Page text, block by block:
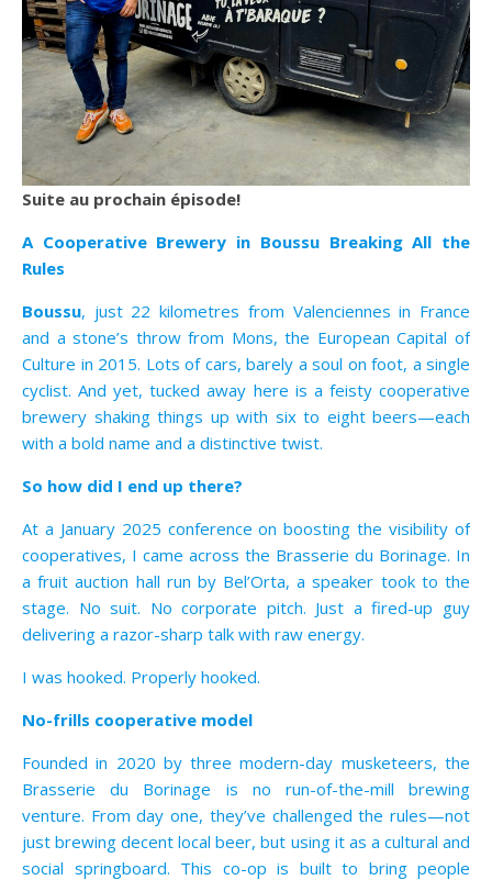
Suite au prochain épisode!
A Cooperative Brewery in Boussu Breaking All the
Rules
Boussu, just 22 kilometres from Valenciennes in France
and a stone’s throw from Mons, the European Capital of
Culture in 2015. Lots of cars, barely a soul on foot, a single
cyclist. And yet, tucked away here is a feisty cooperative
brewery shaking things up with six to eight beers—each
with a bold name and a distinctive twist.
So how did I end up there?
At a January 2025 conference on boosting the visibility of
cooperatives, I came across the Brasserie du Borinage. In
a fruit auction hall run by Bel’Orta, a speaker took to the
stage. No suit. No corporate pitch. Just a fired-up guy
delivering a razor-sharp talk with raw energy.
I was hooked. Properly hooked.
No-frills cooperative model
Founded in 2020 by three modern-day musketeers, the
Brasserie du Borinage is no run-of-the-mill brewing
venture. From day one, they’ve challenged the rules—not
just brewing decent local beer, but using it as a cultural and
social springboard. This co-op is built to bring people